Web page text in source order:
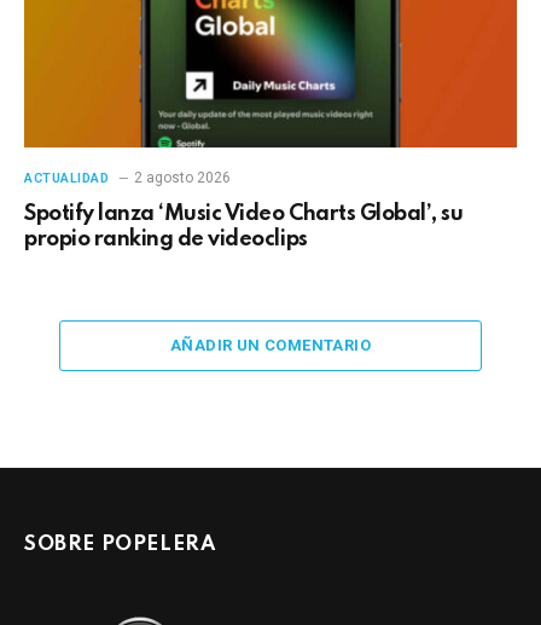
ACTUALIDAD 2 agosto 2026
Spotify lanza ‘Music Video Charts Global’, su
propio ranking de videoclips
AÑADIR UN COMENTARIO
SOBRE POPELERA